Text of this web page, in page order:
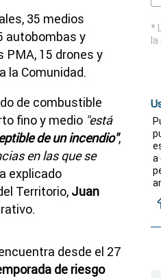
35 medios
autobombas y
PMA, 15 drones y
la Comunidad.
de combustible
fino y medio "está
de un incendio",
en las que se
explicado
Territorio, Juan
desde el 27
de riesgo
*
la
a